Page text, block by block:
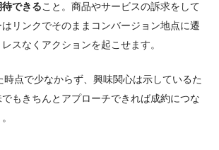
できること。商品やサービスの訴求をして
リンクでそのままコンバージョン地点に遷
スなくアクションを起こせます。
時点で少なからず、興味関心は示しているた
もきちんとアプローチできれば成約につな